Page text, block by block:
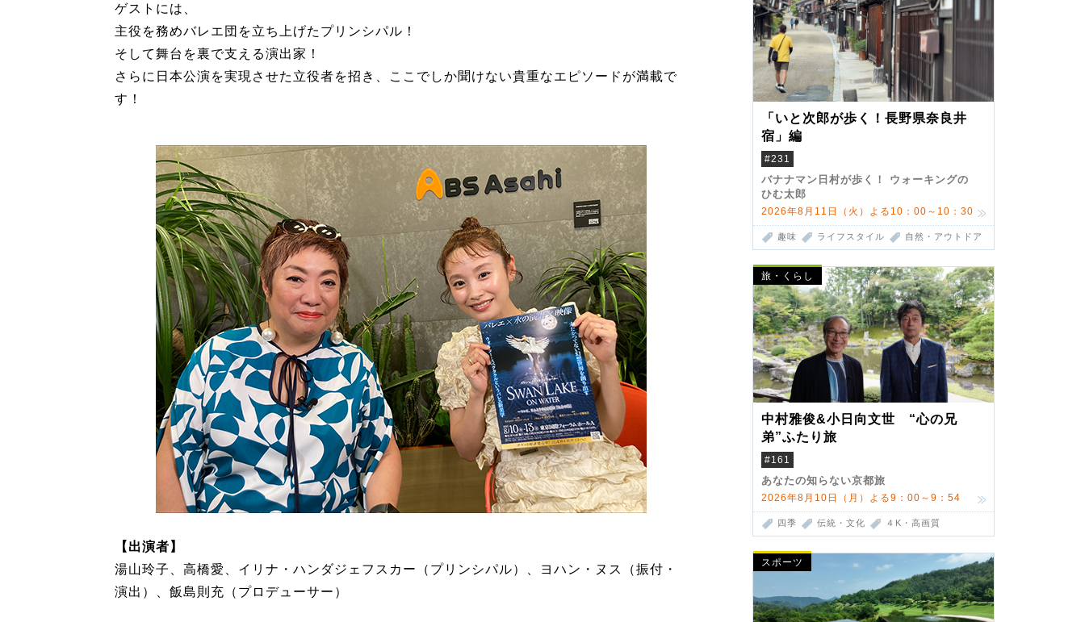
「いと次郎が歩く！長野県奈良井
宿」編
#231
バナナマン日村が歩く！ ウォーキングの
ひむ太郎
2026年8月11日（火）よる10：00～10：30
趣味 ライフスタイル 自然・アウトドア
旅・くらし
中村雅俊&小日向文世 “心の兄
弟”ふたり旅
#161
あなたの知らない京都旅
2026年8月10日（月）よる9：00～9：54
四季 伝統・文化 ４K・高画質
スポーツ
ゲストには、
主役を務めバレエ団を立ち上げたプリンシパル！
そして舞台を裏で支える演出家！
さらに日本公演を実現させた立役者を招き、ここでしか聞けない貴重なエピソードが満載で
す！
【出演者】
湯山玲子、高橋愛、イリナ・ハンダジェフスカー（プリンシパル）、ヨハン・ヌス（振付・
演出）、飯島則充（プロデューサー）